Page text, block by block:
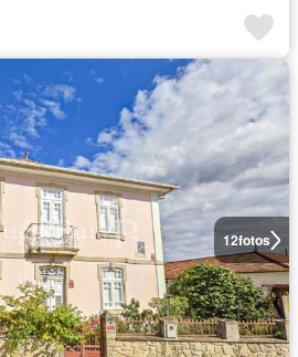
12fotos